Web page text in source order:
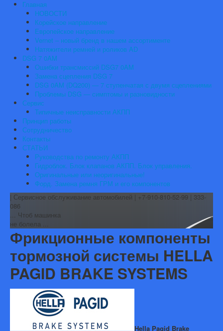
Главная
НОВОСТИ
Корейское направление
Европейское направление
Vernet – новый бренд в нашем ассортименте
Натяжители ремней и роликов AD
DSG 7 0AM
Ошибки трансмиссий DSG7 0AM
Замена сцепления DSG 7
DSG 0AM (DQ200) — 7 ступенчатая с двумя сцеплениями
Проблемы DSG — симптомы и разновидности
Сервис
Типичные неисправности АКПП
Принцип работы
Сотрудничество
Контакты
СТАТЬИ
Руководства по ремонту АКПП
Гидроблок. Блок клапанов АКПП. Блок управления.
Оригинальные или неоригинальные!
Форд. Замена ремня ГРМ и его компонентов
| Сервисное обслуживание автомобилей | +7-910-810-52-99 | 333-
086
... Чтоб машинка
не болела ...
Фрикционные компоненты
тормозной системы HELLA
PAGID BRAKE SYSTEMS
Hella Pagid Brake